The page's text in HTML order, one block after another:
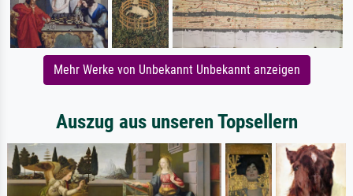
Mehr Werke von Unbekannt Unbekannt anzeigen
Auszug aus unseren Topsellern